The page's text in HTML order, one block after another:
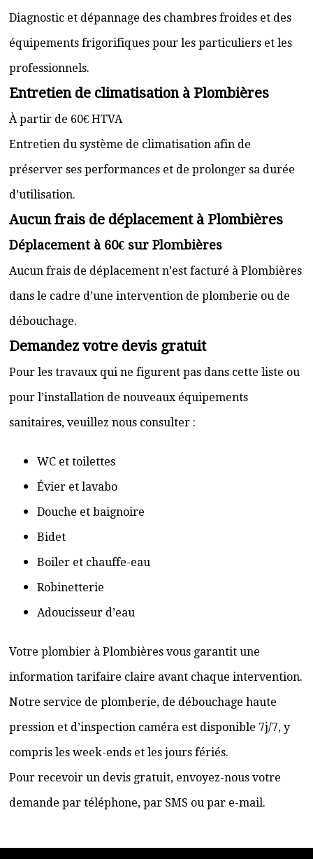
Diagnostic et dépannage des chambres froides et des
équipements frigorifiques pour les particuliers et les
professionnels.
Entretien de climatisation à Plombières
À partir de 60€ HTVA
Entretien du système de climatisation afin de
préserver ses performances et de prolonger sa durée
d’utilisation.
Aucun frais de déplacement à Plombières
Déplacement à 60€ sur Plombières
Aucun frais de déplacement n’est facturé à Plombières
dans le cadre d’une intervention de plomberie ou de
débouchage.
Demandez votre devis gratuit
Pour les travaux qui ne figurent pas dans cette liste ou
pour l’installation de nouveaux équipements
sanitaires, veuillez nous consulter :
WC et toilettes
Évier et lavabo
Douche et baignoire
Bidet
Boiler et chauffe-eau
Robinetterie
Adoucisseur d’eau
Votre plombier à Plombières vous garantit une
information tarifaire claire avant chaque intervention.
Notre service de plomberie, de débouchage haute
pression et d’inspection caméra est disponible 7j/7, y
compris les week-ends et les jours fériés.
Pour recevoir un devis gratuit, envoyez-nous votre
demande par téléphone, par SMS ou par e-mail.